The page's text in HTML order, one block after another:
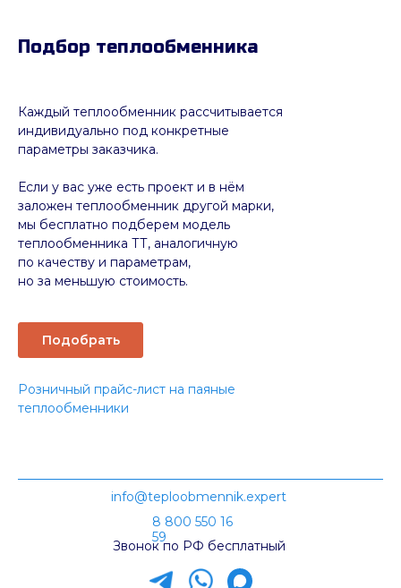
Подбор теплообменника
Подобрать
Каждый теплообменник рассчитывается
индивидуально под конкретные
параметры заказчика.
Если у вас уже есть проект и в нём
заложен теплообменник другой марки,
мы бесплатно подберем модель
теплообменника ТТ, аналогичную
по качеству и параметрам,
но за меньшую стоимость.
Розничный прайс-лист на паяные
теплообменники
Звонок по РФ бесплатный
8 800 550 16
59
info@teploobmennik.expert